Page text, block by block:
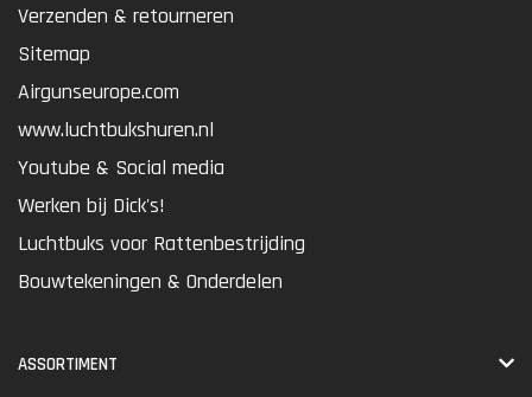
Verzenden & retourneren
Sitemap
Airgunseurope.com
www.luchtbukshuren.nl
Youtube & Social media
Werken bij Dick's!
Luchtbuks voor Rattenbestrijding
Bouwtekeningen & Onderdelen
ASSORTIMENT